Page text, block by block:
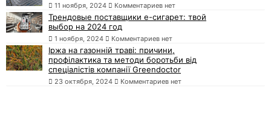
11 ноября, 2024 Комментариев нет
Трендовые поставщики e-сигарет: твой
выбор на 2024 год
1 ноября, 2024 Комментариев нет
Іржа на газонній траві: причини,
профілактика та методи боротьби від
спеціалістів компанії Greendoctor
23 октября, 2024 Комментариев нет